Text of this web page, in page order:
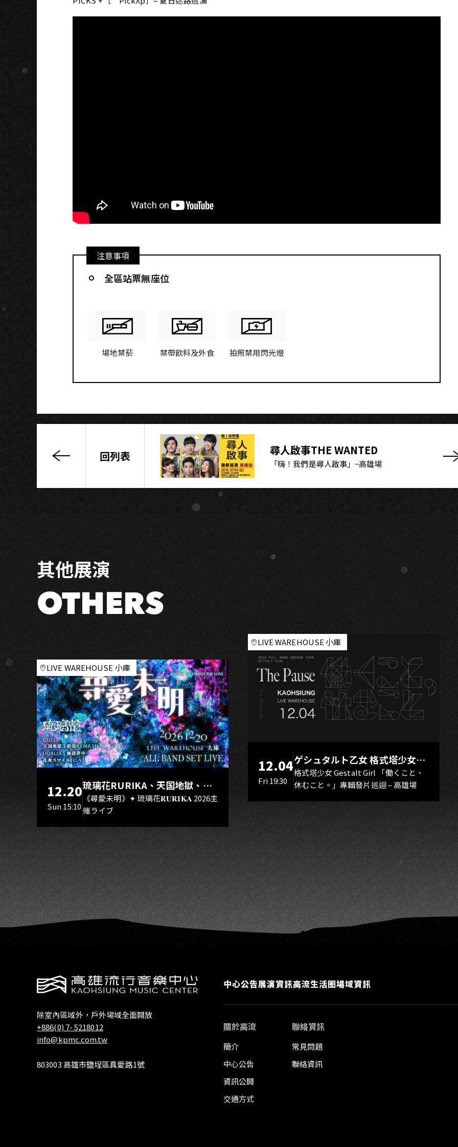
注意事項
全區站票無座位
場地禁菸 禁帶飲料及外食 拍照禁用閃光燈
的
道
路
一
起
走」
最
終
場
回列表 尋人啟事THE WANTED
「嗨！我們是尋人啟事」−高雄場
其他展演
OTHERS
LIVE WAREHOUSE 小庫
12.20
Sun 15:10
琉璃花RURIKA、天国地獄、終
焉Rebirth、DUALIA、無我夢
中、花奏スマイル（O.A.）
《尋愛未明》✦ 琉璃花𝐑𝐔𝐑𝐈𝐊𝐀 2026主
催ライブ
LIVE WAREHOUSE 小庫
12.04
Fri 19:30
ゲシュタルト乙女 格式塔少女
Gestalt Girl
格式塔少女 Gestalt Girl 「働くこと、
休むこと。」專輯發片巡迴 – 高雄場
除室內區域外，戶外場域全面開放
+886(0) 7- 5218012
info@kpmc.com.tw
803003 高雄市鹽埕區真愛路1號
中心公告展演資訊高流生活圈場域資訊
關於高流
簡介
中心公告
資訊公開
交通方式
聯絡資訊
常見問題
聯絡資訊